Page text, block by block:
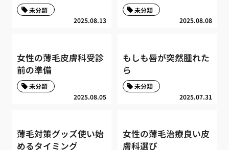
2025.08.13
未分類
2025.08.08
未分類
女性の薄毛皮膚科受診
前の準備
2025.08.05
未分類
もしも唇が突然腫れた
ら
2025.07.31
未分類
薄毛対策グッズ使い始
めるタイミング
女性の薄毛治療良い皮
膚科選び